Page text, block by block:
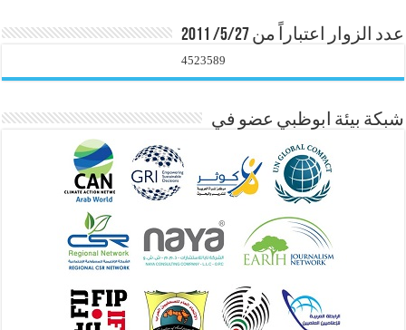
عدد الزوار اعتباراً من 5/27/ 2011
4523589
شبكة بيئة ابوظبي عضو في